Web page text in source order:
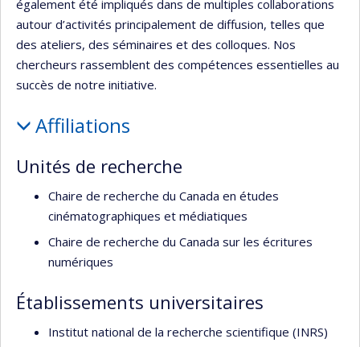
également été impliqués dans de multiples collaborations
autour d’activités principalement de diffusion, telles que
des ateliers, des séminaires et des colloques. Nos
chercheurs rassemblent des compétences essentielles au
succès de notre initiative.
Affiliations
Unités de recherche
Chaire de recherche du Canada en études
cinématographiques et médiatiques
Chaire de recherche du Canada sur les écritures
numériques
Établissements universitaires
Institut national de la recherche scientifique (INRS)